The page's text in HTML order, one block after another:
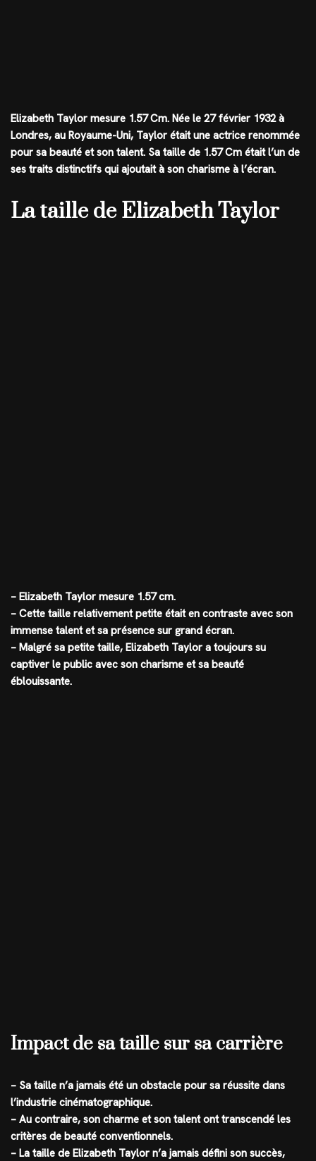
Elizabeth Taylor mesure 1.57 Cm. Née le 27 février 1932 à
Londres, au Royaume-Uni, Taylor était une actrice renommée
pour sa beauté et son talent. Sa taille de 1.57 Cm était l’un de
ses traits distinctifs qui ajoutait à son charisme à l’écran.
La taille de Elizabeth Taylor
– Elizabeth Taylor mesure 1.57 cm.
– Cette taille relativement petite était en contraste avec son
immense talent et sa présence sur grand écran.
– Malgré sa petite taille, Elizabeth Taylor a toujours su
captiver le public avec son charisme et sa beauté
éblouissante.
Impact de sa taille sur sa carrière
– Sa taille n’a jamais été un obstacle pour sa réussite dans
l’industrie cinématographique.
– Au contraire, son charme et son talent ont transcendé les
critères de beauté conventionnels.
– La taille de Elizabeth Taylor n’a jamais défini son succès,